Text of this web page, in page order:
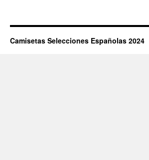
Camisetas Selecciones Españolas 2024